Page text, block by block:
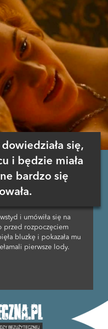
się,
i będzie miała
bardzo się
i umówiła się na
przed rozpoczęciem
bluzkę i pokazała mu
pierwsze lody.